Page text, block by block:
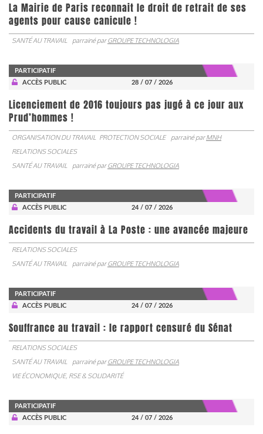
La Mairie de Paris reconnait le droit de retrait de ses
agents pour cause canicule !
SANTÉ AU TRAVAIL parrainé parGROUPE TECHNOLOGIA
PARTICIPATIF
ACCÈS PUBLIC
28 / 07 / 2026
Licenciement de 2016 toujours pas jugé à ce jour aux
Prud’hommes !
ORGANISATION DU TRAVAIL PROTECTION SOCIALE parrainé parMNH
RELATIONS SOCIALES
SANTÉ AU TRAVAIL
parrainé parGROUPE TECHNOLOGIA
PARTICIPATIF
ACCÈS PUBLIC
24 / 07 / 2026
Accidents du travail à La Poste : une avancée majeure
RELATIONS SOCIALES
SANTÉ AU TRAVAIL
parrainé parGROUPE TECHNOLOGIA
PARTICIPATIF
ACCÈS PUBLIC
24 / 07 / 2026
Souffrance au travail : le rapport censuré du Sénat
RELATIONS SOCIALES
SANTÉ AU TRAVAIL
parrainé parGROUPE TECHNOLOGIA
VIE ÉCONOMIQUE, RSE & SOLIDARITÉ
PARTICIPATIF
ACCÈS PUBLIC
24 / 07 / 2026